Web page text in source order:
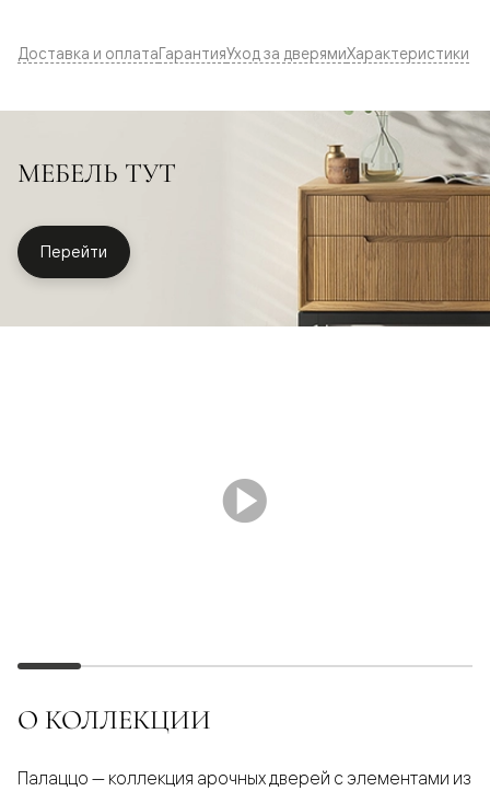
Доставка и оплатаГарантияУход за дверямиХарактеристики
МЕБЕЛЬ ТУТ
Перейти
О КОЛЛЕКЦИИ
Палаццо — коллекция арочных дверей с элементами из